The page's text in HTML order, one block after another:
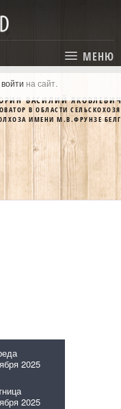
МЕНЮ
войти на сайт.
ВАСИЛИЙ
В ОБЛАСТИ
ИМЕНИ М.В.ФРУНЗЕ
2025
2025